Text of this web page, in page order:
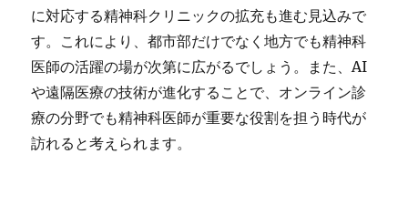
に対応する精神科クリニックの拡充も進む見込みで
す。これにより、都市部だけでなく地方でも精神科
医師の活躍の場が次第に広がるでしょう。また、AI
や遠隔医療の技術が進化することで、オンライン診
療の分野でも精神科医師が重要な役割を担う時代が
訪れると考えられます。